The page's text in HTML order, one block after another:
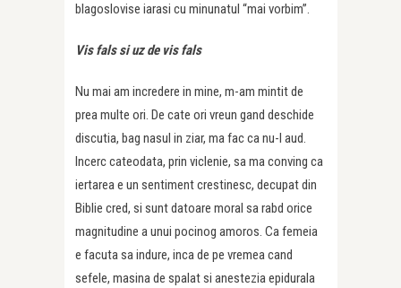
blagoslovise iarasi cu minunatul “mai vorbim”.
Vis fals si uz de vis fals
Nu mai am incredere in mine, m-am mintit de
prea multe ori. De cate ori vreun gand deschide
discutia, bag nasul in ziar, ma fac ca nu-l aud.
Incerc cateodata, prin viclenie, sa ma conving ca
iertarea e un sentiment crestinesc, decupat din
Biblie cred, si sunt datoare moral sa rabd orice
magnitudine a unui pocinog amoros. Ca femeia
e facuta sa indure, inca de pe vremea cand
sefele, masina de spalat si anestezia epidurala